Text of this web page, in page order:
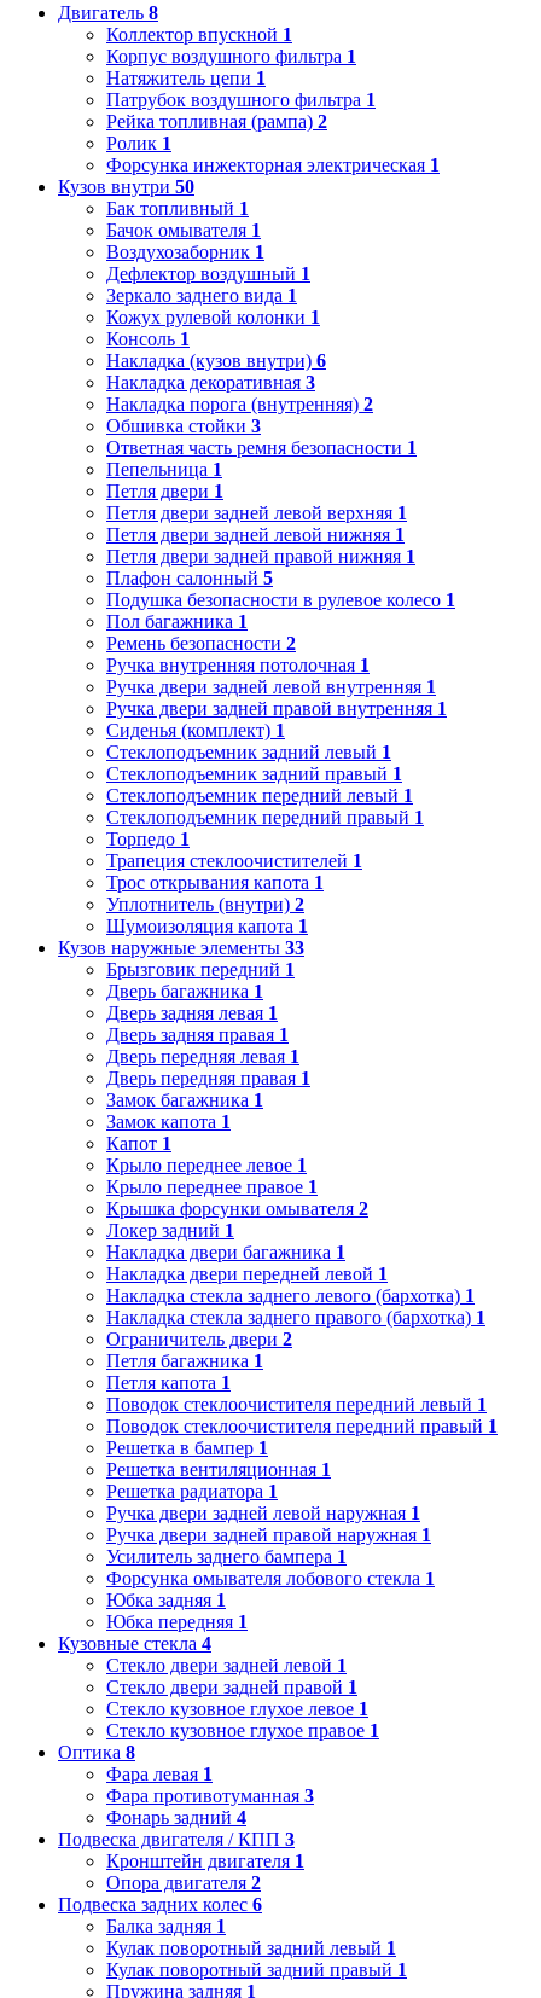
Двигатель 8
Коллектор впускной 1
Корпус воздушного фильтра 1
Натяжитель цепи 1
Патрубок воздушного фильтра 1
Рейка топливная (рампа) 2
Ролик 1
Форсунка инжекторная электрическая 1
Кузов внутри 50
Бак топливный 1
Бачок омывателя 1
Воздухозаборник 1
Дефлектор воздушный 1
Зеркало заднего вида 1
Кожух рулевой колонки 1
Консоль 1
Накладка (кузов внутри) 6
Накладка декоративная 3
Накладка порога (внутренняя) 2
Обшивка стойки 3
Ответная часть ремня безопасности 1
Пепельница 1
Петля двери 1
Петля двери задней левой верхняя 1
Петля двери задней левой нижняя 1
Петля двери задней правой нижняя 1
Плафон салонный 5
Подушка безопасности в рулевое колесо 1
Пол багажника 1
Ремень безопасности 2
Ручка внутренняя потолочная 1
Ручка двери задней левой внутренняя 1
Ручка двери задней правой внутренняя 1
Сиденья (комплект) 1
Стеклоподъемник задний левый 1
Стеклоподъемник задний правый 1
Стеклоподъемник передний левый 1
Стеклоподъемник передний правый 1
Торпедо 1
Трапеция стеклоочистителей 1
Трос открывания капота 1
Уплотнитель (внутри) 2
Шумоизоляция капота 1
Кузов наружные элементы 33
Брызговик передний 1
Дверь багажника 1
Дверь задняя левая 1
Дверь задняя правая 1
Дверь передняя левая 1
Дверь передняя правая 1
Замок багажника 1
Замок капота 1
Капот 1
Крыло переднее левое 1
Крыло переднее правое 1
Крышка форсунки омывателя 2
Локер задний 1
Накладка двери багажника 1
Накладка двери передней левой 1
Накладка стекла заднего левого (бархотка) 1
Накладка стекла заднего правого (бархотка) 1
Ограничитель двери 2
Петля багажника 1
Петля капота 1
Поводок стеклоочистителя передний левый 1
Поводок стеклоочистителя передний правый 1
Решетка в бампер 1
Решетка вентиляционная 1
Решетка радиатора 1
Ручка двери задней левой наружная 1
Ручка двери задней правой наружная 1
Усилитель заднего бампера 1
Форсунка омывателя лобового стекла 1
Юбка задняя 1
Юбка передняя 1
Кузовные стекла 4
Стекло двери задней левой 1
Стекло двери задней правой 1
Стекло кузовное глухое левое 1
Стекло кузовное глухое правое 1
Оптика 8
Фара левая 1
Фара противотуманная 3
Фонарь задний 4
Подвеска двигателя / КПП 3
Кронштейн двигателя 1
Опора двигателя 2
Подвеска задних колес 6
Балка задняя 1
Кулак поворотный задний левый 1
Кулак поворотный задний правый 1
Пружина задняя 1